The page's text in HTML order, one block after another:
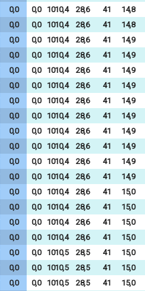
0,0 0,0 1010,4 28,6 41
14,8
0,0 0,0 1010,4 28,6 41
14,8
0,0 0,0 1010,4 28,6 41
14,9
0,0 0,0 1010,4 28,6 41
14,9
0,0 0,0 1010,4 28,6 41
14,9
0,0 0,0 1010,4 28,6 41
14,9
0,0 0,0 1010,4 28,6 41
14,9
0,0 0,0 1010,4 28,6 41
14,9
0,0 0,0 1010,4 28,6 41
14,9
0,0 0,0 1010,4 28,6 41
14,9
0,0 0,0 1010,4 28,6 41
14,9
0,0 0,0 1010,4 28,6 41
14,9
0,0 0,0 1010,4 28,6 41
15,0
0,0 0,0 1010,4 28,6 41
15,0
0,0 0,0 1010,4 28,6 41
15,0
0,0 0,0 1010,4 28,6 41
15,0
0,0 0,0 1010,5 28,5 41
15,0
0,0 0,0 1010,5 28,5 41
15,0
0,0 0,0 1010,5 28,5 41
15,0